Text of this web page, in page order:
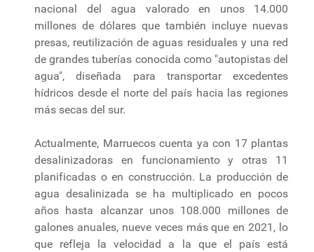
nacional del agua valorado en unos 14.000
millones de dólares que también incluye nuevas
presas, reutilización de aguas residuales y una red
de grandes tuberías conocida como "autopistas del
agua", diseñada para transportar excedentes
hídricos desde el norte del país hacia las regiones
más secas del sur.
Actualmente, Marruecos cuenta ya con 17 plantas
desalinizadoras en funcionamiento y otras 11
planificadas o en construcción. La producción de
agua desalinizada se ha multiplicado en pocos
años hasta alcanzar unos 108.000 millones de
galones anuales, nueve veces más que en 2021, lo
que refleja la velocidad a la que el país está